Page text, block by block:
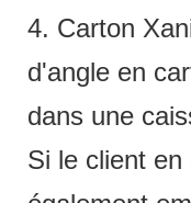
4. Carton
d'angle en
dans une
Si le client